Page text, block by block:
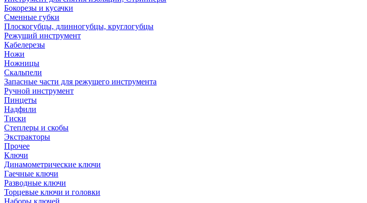
Бокорезы и кусачки
Сменные губки
Плоскогубцы, длинногубцы, круглогубцы
Режущий инструмент
Кабелерезы
Ножи
Ножницы
Скальпели
Запасные части для режущего инструмента
Ручной инструмент
Пинцеты
Надфили
Тиски
Степлеры и скобы
Экстракторы
Прочее
Ключи
Динамометрические ключи
Гаечные ключи
Разводные ключи
Торцевые ключи и головки
Наборы ключей